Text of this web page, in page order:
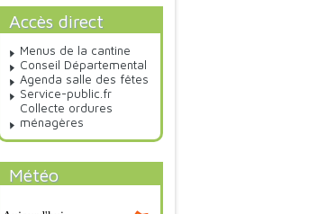
Accès direct
Menus de la cantine
Conseil Départemental
Agenda salle des fêtes
Service-public.fr
Collecte ordures
ménagères
Météo